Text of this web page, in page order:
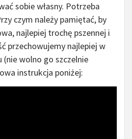
sobie własny. Potrzeba
czym należy pamiętać, by
najlepiej trochę pszennej i
przechowujemy najlepiej w
wolno go szczelnie
instrukcja poniżej: